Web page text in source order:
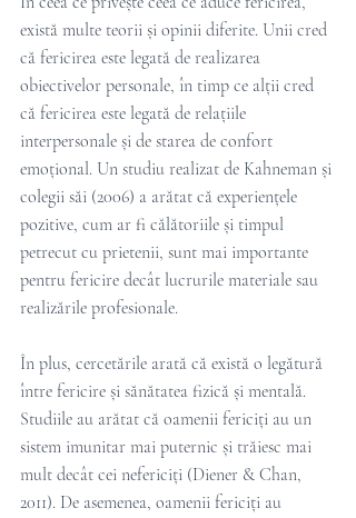
există multe teorii și opinii diferite. Unii cred
că fericirea este legată de realizarea
obiectivelor personale, în timp ce alții cred
că fericirea este legată de relațiile
interpersonale și de starea de confort
emoțional. Un studiu realizat de Kahneman și
colegii săi (2006) a arătat că experiențele
pozitive, cum ar fi călătoriile și timpul
petrecut cu prietenii, sunt mai importante
pentru fericire decât lucrurile materiale sau
realizările profesionale.
În plus, cercetările arată că există o legătură
între fericire și sănătatea fizică și mentală.
Studiile au arătat că oamenii fericiți au un
sistem imunitar mai puternic și trăiesc mai
mult decât cei nefericiți (Diener & Chan,
2011). De asemenea, oamenii fericiți au